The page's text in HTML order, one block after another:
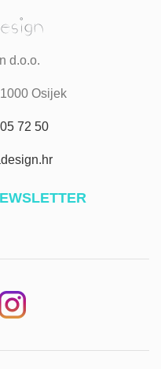
d.o.o.
Osijek
72 50